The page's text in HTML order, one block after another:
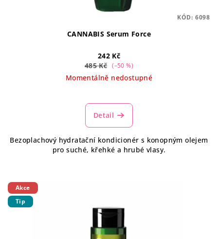
CANNABIS Serum Force
242 Kč
485 Kč (–50 %)
Momentálně nedostupné
hodnocení
produktu
z
5
Detail
Bezoplachový hydratační kondicionér s konopným olejem
pro suché, křehké a hrubé vlasy.
KÓD: 6098
Akce
Tip